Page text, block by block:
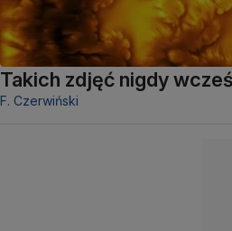
Takich zdjęć nigdy
F. Czerwiński